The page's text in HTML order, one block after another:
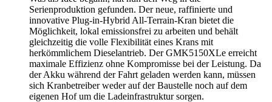
Serienproduktion gefunden. Der neue, raffinierte und
innovative Plug-in-Hybrid All-Terrain-Kran bietet die
Möglichkeit, lokal emissionsfrei zu arbeiten und behält
gleichzeitig die volle Flexibilität eines Krans mit
herkömmlichem Dieselantrieb. Der GMK5150XLe erreicht
maximale Effizienz ohne Kompromisse bei der Leistung. Da
der Akku während der Fahrt geladen werden kann, müssen
sich Kranbetreiber weder auf der Baustelle noch auf dem
eigenen Hof um die Ladeinfrastruktur sorgen.